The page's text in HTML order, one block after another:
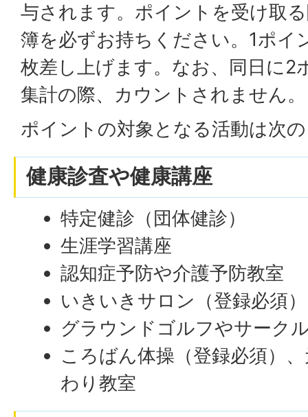
与されます。ポイントを受け取
簿を必ずお持ちください。1ポイ
枚差し上げます。なお、同日に2
集計の際、カウントされません。
ポイントの対象となる活動は次
健康診査や健康講座
特定健診（団体健診）
生涯学習講座
認知症予防や介護予防教室
いきいきサロン（登録必須）
グラウンドゴルフやサーク
ころばん体操（登録必須）
わり教室